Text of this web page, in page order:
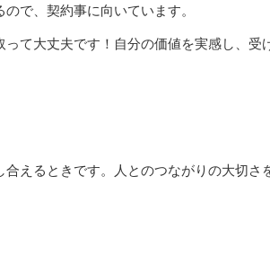
で、契約事に向いています。
て大丈夫です！自分の価値を実感し、受
えるときです。人とのつながりの大切さ